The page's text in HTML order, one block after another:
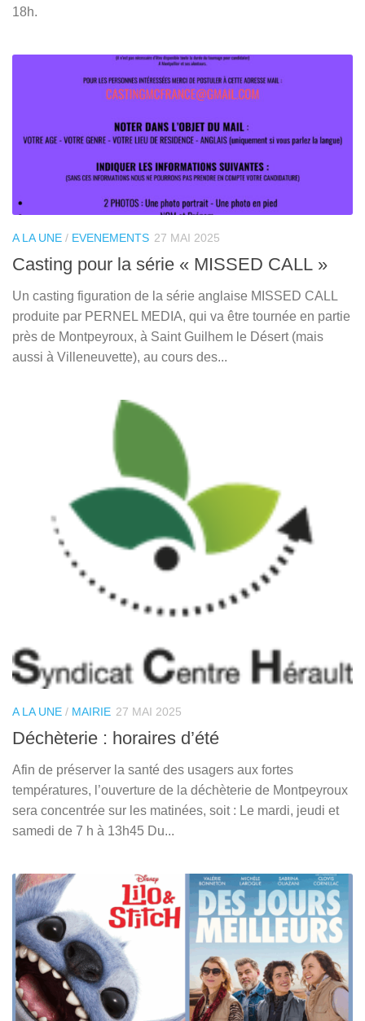
18h.
A LA UNE / EVENEMENTS 27 MAI 2025
Casting pour la série « MISSED CALL »
Un casting figuration de la série anglaise MISSED CALL
produite par PERNEL MEDIA, qui va être tournée en partie
près de Montpeyroux, à Saint Guilhem le Désert (mais
aussi à Villeneuvette), au cours des...
A LA UNE / MAIRIE 27 MAI 2025
Déchèterie : horaires d’été
Afin de préserver la santé des usagers aux fortes
températures, l’ouverture de la déchèterie de Montpeyroux
sera concentrée sur les matinées, soit : Le mardi, jeudi et
samedi de 7 h à 13h45 Du...